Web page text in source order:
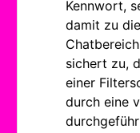
Kennwort,
damit zu
sichert zu,
einer
durch eine